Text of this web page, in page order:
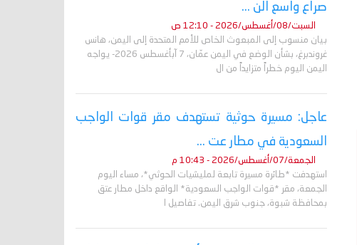
صراع واسع الن ...
السبت/08/أغسطس/2026 - 12:10 ص
بيان منسوب إلى المبعوث الخاص للأمم المتحدة إلى اليمن، هانس
غروندبرغ، بشأن الوضع في اليمن عمّان، 7 آبأغسطس 2026- يواجه
اليمن اليوم خطراً متزايداً من ال
عاجل: مسيرة حوثية تستهدف مقر قوات الواجب
السعودية في مطار عت ...
الجمعة/07/أغسطس/2026 - 10:43 م
استهدفت *طائرة مسيرة تابعة لمليشيات الحوثي*، مساء اليوم
الجمعة، مقر *قوات الواجب السعودية* الواقع داخل مطار عتق
بمحافظة شبوة، جنوب شرق اليمن. تفاصيل ا